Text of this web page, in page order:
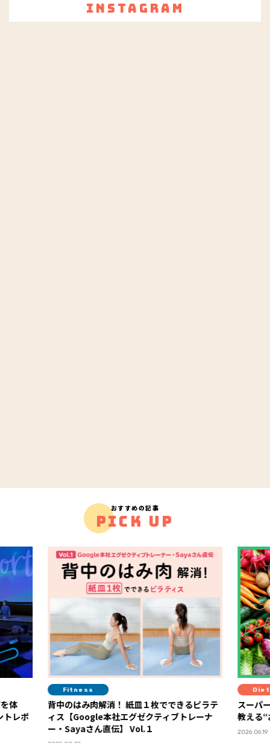
Instagram
おすすめの記事
PICK UP
Fitness
背中のはみ肉解消！ 紙皿１枚でできるピラテ
ィス【Google本社エグゼクティブトレーナ
ー・Sayaさん直伝】 Vol.１
Diet
スーパーの棚
教える“おい
2026.06.19